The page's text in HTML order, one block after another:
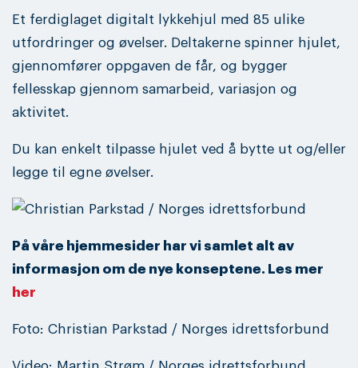
Et ferdiglaget digitalt lykkehjul med 85 ulike
utfordringer og øvelser. Deltakerne spinner hjulet,
gjennomfører oppgaven de får, og bygger
fellesskap gjennom samarbeid, variasjon og
aktivitet.
Du kan enkelt tilpasse hjulet ved å bytte ut og/eller
legge til egne øvelser.
På våre hjemmesider har vi samlet alt av
informasjon om de nye konseptene. Les mer
her
Foto: Christian Parkstad / Norges idrettsforbund